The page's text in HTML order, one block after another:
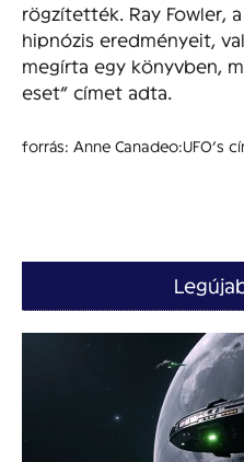
rögzítették. Ray Fowler,
hipnózis eredményeit,
megírta egy könyvben,
eset” címet adta.
forrás: Anne Canadeo:UFO’s